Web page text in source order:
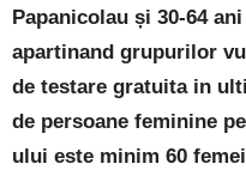
Papanicolau și 30-64
apartinand grupurilor
de testare gratuita in
de persoane feminine
ului este minim 60